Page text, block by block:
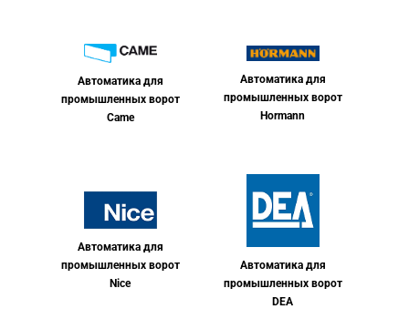
Автоматика для
промышленных ворот
Came
Автоматика для
промышленных ворот
Hormann
Автоматика для
промышленных ворот
Nice
Автоматика для
промышленных ворот
DEA